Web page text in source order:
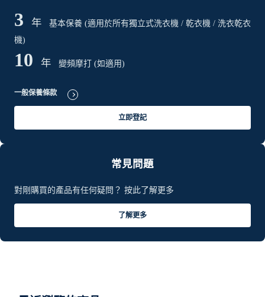
3 年
基本保養 (適用於所有獨立式洗衣機 / 乾衣機 / 洗衣乾衣
機)
10 年 變頻摩打 (如適用)
一般保養條款
立即登記
常見問題
對剛購買的產品有任何疑問？ 按此了解更多
了解更多